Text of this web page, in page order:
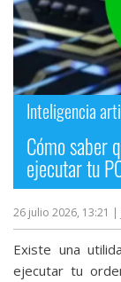
Inteligencia
Cómo saber
ejecutar tu
26 julio 2026, 13:21 |
Existe una
ejecutar tu